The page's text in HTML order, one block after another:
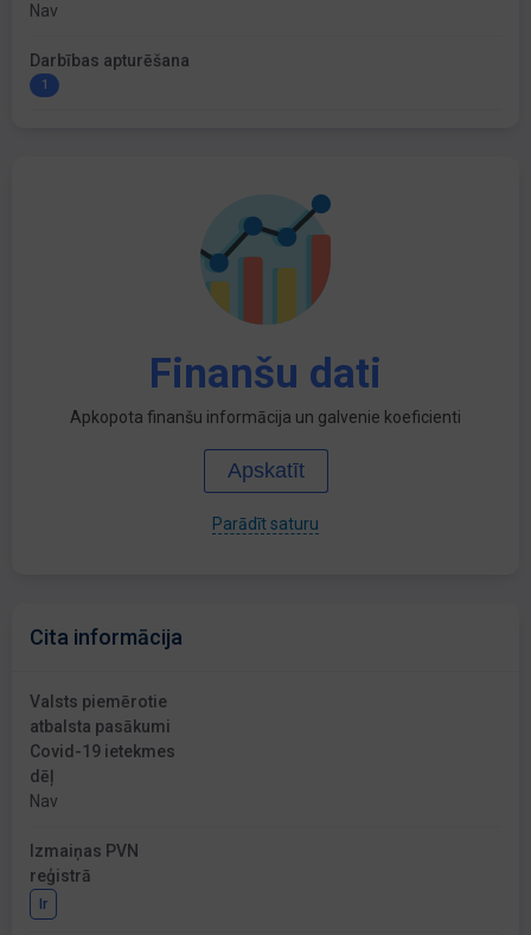
Nav
Darbības apturēšana
1
Finanšu dati
Apkopota finanšu informācija un galvenie koeficienti
Apskatīt
Parādīt saturu
Cita informācija
Valsts piemērotie
atbalsta pasākumi
Covid-19 ietekmes
dēļ
Nav
Izmaiņas PVN
reģistrā
Ir